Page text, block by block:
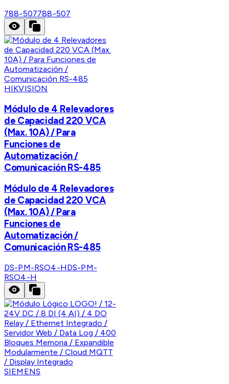
788-507788-507
HIKVISION
Módulo de 4 Relevadores
de Capacidad 220 VCA
(Max. 10A) / Para
Funciones de
Automatización /
Comunicación RS-485
Módulo de 4 Relevadores
de Capacidad 220 VCA
(Max. 10A) / Para
Funciones de
Automatización /
Comunicación RS-485
DS-PM-RSO4-HDS-PM-
RSO4-H
SIEMENS